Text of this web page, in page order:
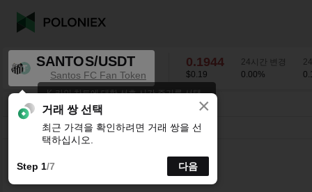
SANTOS/USDT
Santos FC Fan Token
0.1944
$0.19
24시간 변경
0.00%
SANTOS/USDT 0.00%
15분 1시간4시간 1일1주
K-라인 차트에 대한 선호 시간 주기를 선택
하세요.
×
거래 쌍 선택
최근 가격을 확인하려면 거래 쌍을 선
택하십시오.
Step 1/7 다음